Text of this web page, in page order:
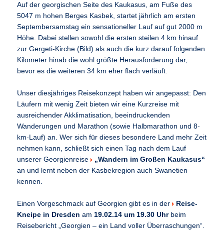
Auf der georgischen Seite des Kaukasus, am Fuße des
5047 m hohen Berges Kasbek, startet jährlich am ersten
Septembersamstag ein sensationeller Lauf auf gut 2000 m
Höhe. Dabei stellen sowohl die ersten steilen 4 km hinauf
zur Gergeti-Kirche (Bild) als auch die kurz darauf folgenden
Kilometer hinab die wohl größte Herausforderung dar,
bevor es die weiteren 34 km eher flach verläuft.
Unser diesjähriges Reisekonzept haben wir angepasst: Den
Läufern mit wenig Zeit bieten wir eine Kurzreise mit
ausreichender Akklimatisation, beeindruckenden
Wanderungen und Marathon (sowie Halbmarathon und 8-
km-Lauf) an. Wer sich für dieses besondere Land mehr Zeit
nehmen kann, schließt sich einen Tag nach dem Lauf
unserer Georgienreise „Wandern im Großen Kaukasus“
an und lernt neben der Kasbekregion auch Swanetien
kennen.
Einen Vorgeschmack auf Georgien gibt es in der
Reise-
Kneipe in Dresden am 19.02.14 um 19.30 Uhrbeim
Reisebericht „Georgien – ein Land voller Überraschungen“.